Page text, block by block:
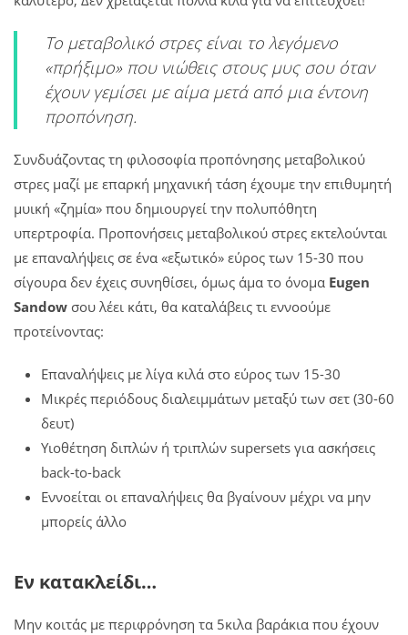
Το μεταβολικό στρες είναι το λεγόμενο
«πρήξιμο» που νιώθεις στους μυς σου όταν
έχουν γεμίσει με αίμα μετά από μια έντονη
προπόνηση.
Συνδυάζοντας τη φιλοσοφία προπόνησης μεταβολικού
στρες μαζί με επαρκή μηχανική τάση έχουμε την επιθυμητή
μυική «ζημία» που δημιουργεί την πολυπόθητη
υπερτροφία. Προπονήσεις μεταβολικού στρες εκτελούνται
με επαναλήψεις σε ένα «εξωτικό» εύρος των 15-30 που
σίγουρα δεν έχεις συνηθίσει, όμως άμα το όνομα Eugen
Sandow σου λέει κάτι, θα καταλάβεις τι εννοούμε
προτείνοντας:
Επαναλήψεις με λίγα κιλά στο εύρος των 15-30
Μικρές περιόδους διαλειμμάτων μεταξύ των σετ (30-60
δευτ)
Υιοθέτηση διπλών ή τριπλών supersets για ασκήσεις
back-to-back
Εννοείται οι επαναλήψεις θα βγαίνουν μέχρι να μην
μπορείς άλλο
Εν κατακλείδι…
Μην κοιτάς με περιφρόνηση τα 5κιλα βαράκια που έχουν